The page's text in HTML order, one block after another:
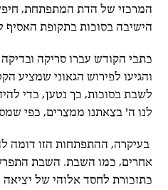
המרכזי של הדת המתפתחת,
הישיבה בסוכות בתקופת האסיף
כתבי הקודש עברו סריקה
והגיעו לפירוש הגאוני שמציע
לשבת בסוכות, כך נטען, כדי
לנו ה' בצאתנו ממצרים, כפי
בעיקרה, ההתפתחות הזו דומה
אחרים, כמו השבת. השבת
כתזכורת לחסד אלוהי של